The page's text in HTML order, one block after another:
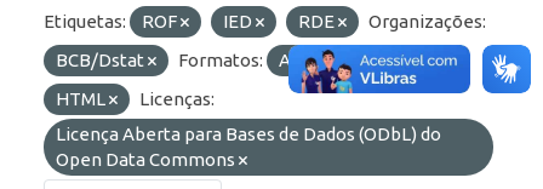
Etiquetas: ROF IED RDE
Organizações:
BCB/Dstat
Formatos: API
JSON
HTML
Licenças:
Licença Aberta para Bases de Dados (ODbL) do
Open Data Commons